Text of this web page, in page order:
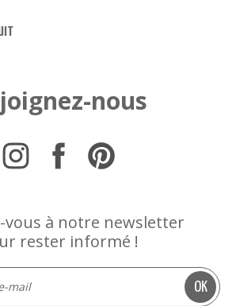
nous
vous à notre newsletter
rester informé !